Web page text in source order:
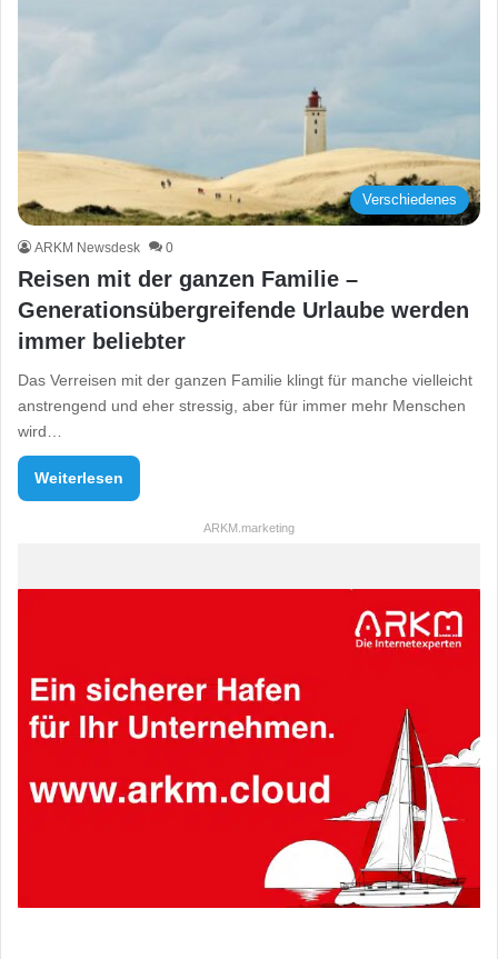
Verschiedenes
ARKM Newsdesk 0
Reisen mit der ganzen Familie –
Generationsübergreifende Urlaube werden
immer beliebter
Das Verreisen mit der ganzen Familie klingt für manche vielleicht
anstrengend und eher stressig, aber für immer mehr Menschen
wird…
Weiterlesen
ARKM.marketing